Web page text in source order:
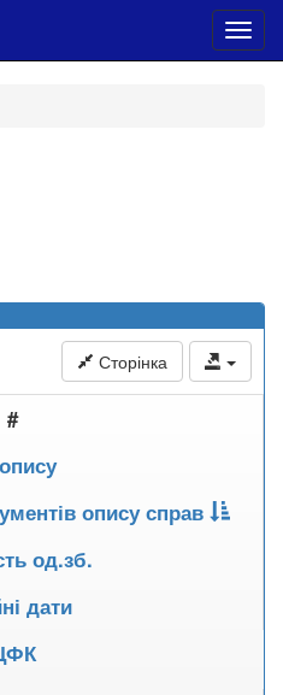
Сторінка
#
опису справ
од.зб.
дати